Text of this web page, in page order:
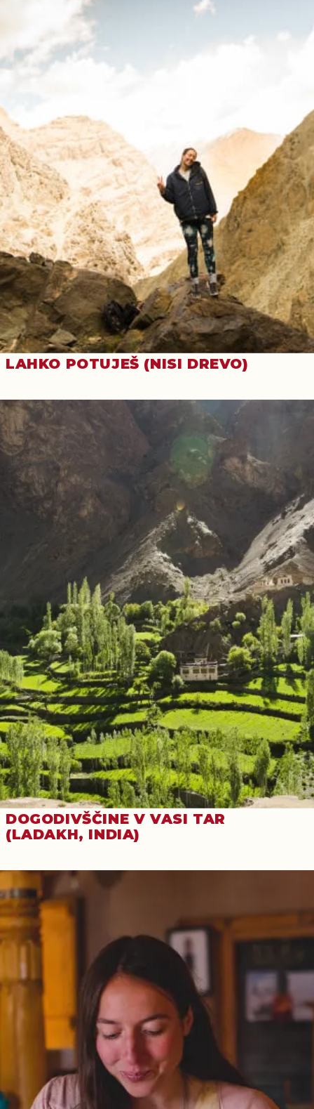
LAHKO POTUJEŠ (NISI DREVO)
DOGODIVŠČINE V VASI TAR
(LADAKH, INDIA)